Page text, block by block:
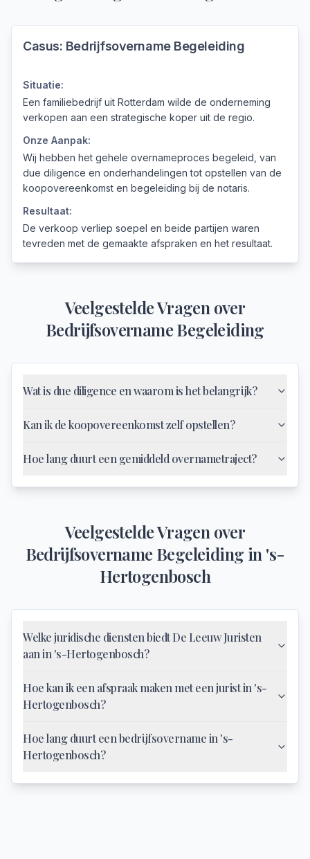
Casus: Bedrijfsovername Begeleiding
Situatie:
Een familiebedrijf uit Rotterdam wilde de onderneming
verkopen aan een strategische koper uit de regio.
Onze Aanpak:
Wij hebben het gehele overnameproces begeleid, van
due diligence en onderhandelingen tot opstellen van de
koopovereenkomst en begeleiding bij de notaris.
Resultaat:
De verkoop verliep soepel en beide partijen waren
tevreden met de gemaakte afspraken en het resultaat.
Veelgestelde Vragen over
Bedrijfsovername Begeleiding
Wat is due diligence en waarom is het belangrijk?
Kan ik de koopovereenkomst zelf opstellen?
Hoe lang duurt een gemiddeld overnametraject?
Veelgestelde Vragen over
Bedrijfsovername Begeleiding in 's-
Hertogenbosch
Welke juridische diensten biedt De Leeuw Juristen
aan in 's-Hertogenbosch?
Hoe kan ik een afspraak maken met een jurist in 's-
Hertogenbosch?
Hoe lang duurt een bedrijfsovername in 's-
Hertogenbosch?